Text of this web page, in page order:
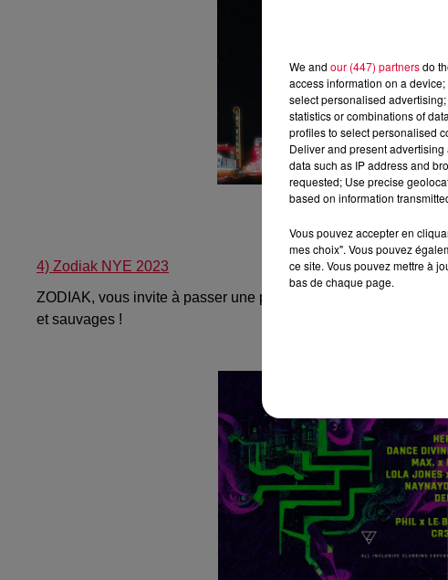
4) Zodiak NYE 2023
ZODIAK, vous invite à passer une promenade nocturne où
et sauvages !
We and our (447) partnersdo
access information on a
select personalised
statistics or combinations of
profiles to select personalised
Deliver and present
data such as IP address and
requested; Use precise
based on information
Vous pouvez accepter en
mes choix". Vous pouvez
ce site. Vous pouvez mettre à
bas de chaque page.